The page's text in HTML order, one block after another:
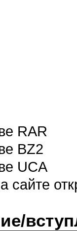
RAR
BZ2
UCA
сайте